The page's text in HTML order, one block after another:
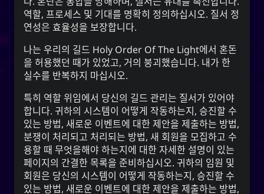
역할, 프로세스 및 기대를 명확히 정의하십시오. 질서 정
연성은 효율성을 보장합니다.
나는 우리의 길드 Holy Order Of The Light에서 혼돈
을 허용했던 때가 있었고, 거의 붕괴했습니다. 내가 한
실수를 반복하지 마십시오.
특히 역할 위임에서 당신의 길드 관리는 질서가 있어야
합니다. 귀하의 시스템이 어떻게 작동하는지, 승진할 수
있는 방법, 새로운 이벤트에 대한 제안을 제출하는 방법,
분쟁이 처리되고 처리되는 방법, 새 회원을 모집하고 수
용할 때 무엇을해야 하는지에 대한 자세한 설명이 있는
페이지의 간결한 목록을 준비하십시오. 귀하의 임원 및
회원은 당신의 시스템이 어떻게 작동하는지, 승진할 수
있는 방법, 새로운 이벤트에 대한 제안을 제출하는 방법,